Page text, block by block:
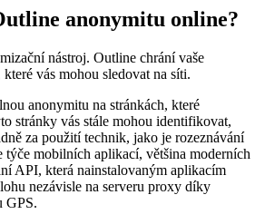
anonymitu online?
nástroj. Outline chrání vaše
vás mohou sledovat na síti.
anonymitu na stránkách, které
stránky vás stále mohou identifikovat,
za použití technik, jako je rozeznávání
týče mobilních aplikací, většina moderních
API, která nainstalovaným aplikacím
nezávisle na serveru proxy díky
GPS.